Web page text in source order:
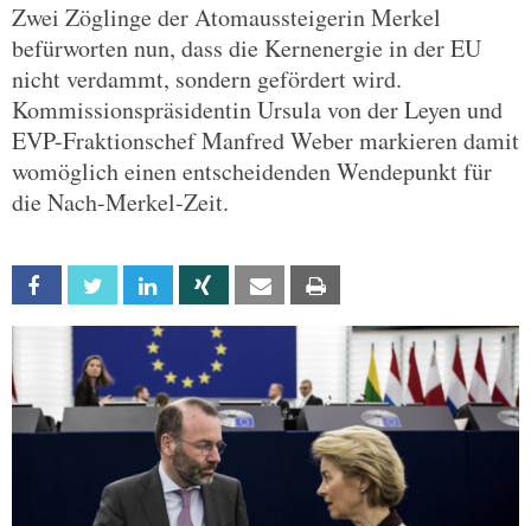
Zwei Zöglinge der Atomaussteigerin Merkel
befürworten nun, dass die Kernenergie in der EU
nicht verdammt, sondern gefördert wird.
Kommissionspräsidentin Ursula von der Leyen und
EVP-Fraktionschef Manfred Weber markieren damit
womöglich einen entscheidenden Wendepunkt für
die Nach-Merkel-Zeit.
Facebook Twitter Linkedin Xing Email